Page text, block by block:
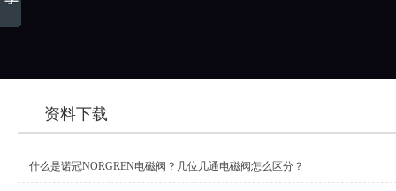
资料下载
什么是诺冠NORGREN电磁阀？几位几通电磁阀怎么区分？